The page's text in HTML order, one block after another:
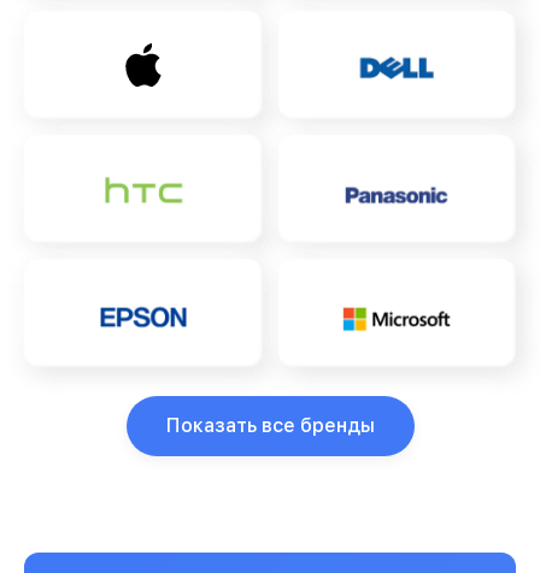
Показать все бренды